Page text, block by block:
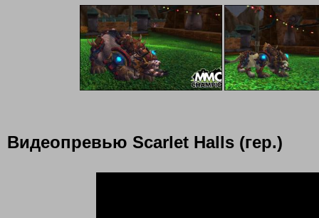
Видеопревью Scarlet Halls (гер.)